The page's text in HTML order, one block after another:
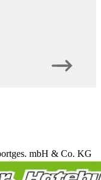
mbH & Co. KG